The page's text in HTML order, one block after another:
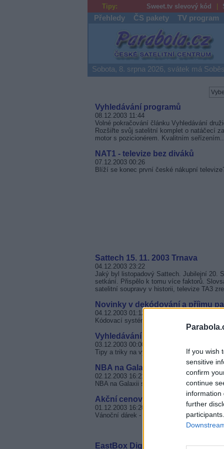
If you wish
sensitive
confirm
continue
information
further
Tipy: Sweet.tv slevový kód
Přehledy ČS pakety TV program
Parabola.cz
Sobota, 8. srpna 2026, svátek má
Vyhledávání programů
08.12.2003 11:44
Volné pokračování článku Vyhledávání
Rozšiřte svůj satelitní komplet o natáčecí
motor s pozicionérem. Kvalitním
NAT1 - televize bez diváků
07.12.2003 00:26
Blíží se konec první české nákupní
Sattech 15. 11. 2003 Trnava
04.12.2003 23:22
Jaký byl listopadový Sattech. Jubilejní 20.
setkání. Přispělo k tomu více faktorů.
satelitní soupravy v historii, televize TA3
Novinky v dekódování a příjmu
04.12.2003 01:12
Kódovací systém TPS Crypt končí, další
Vyhledávání družic II
03.12.2003 00:00
Tipy a triky na vyhledávání družic pomocí
NBA na Galaxii sport
02.12.2003 16:21
NBA na Galaxii sport - přehled TV přenosů
Akční cenová nabídka
01.12.2003 16:20
Vánoční dárek - předplatné Galaxie Sport
EastBox Digital nebude -